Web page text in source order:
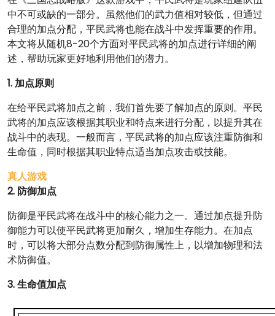
中不可或缺的一部分。虽然他们的武力值相对较低，但通过
合理的加点分配，平民武将也能在战斗中发挥重要的作用。
本文将从随机8-20个方面对平民武将的加点进行详细的阐
述，帮助玩家更好地利用他们的潜力。
1. 加点原则
在给平民武将加点之前，我们首先要了解加点的原则。平民
武将的加点应该根据其职业和特点来进行分配，以提升其在
战斗中的表现。一般而言，平民武将的加点应该注重防御和
生命值，同时根据其职业特点适当加点攻击或技能。
真人游戏
2. 防御加点
防御是平民武将在战斗中的核心能力之一。通过加点提升防
御能力可以使平民武将更加耐久，增加生存能力。在加点
时，可以将大部分点数分配到防御属性上，以增加物理和法
术防御值。
3. 生命值加点